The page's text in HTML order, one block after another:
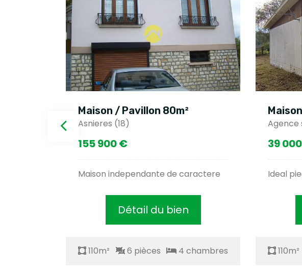
/ Pavillon 80m²
independante de caractere
4 chambres
Maison / Pavillon 35m²
Ideal pied à terre
110m² 6 pièces 4